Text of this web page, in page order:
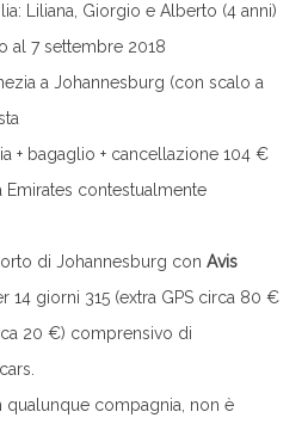
Liliana, Giorgio e Alberto (4 anni)
al 7 settembre 2018
a Johannesburg (con scalo a
+ bagaglio + cancellazione 104 €
Emirates contestualmente
di Johannesburg con Avis
14 giorni 315 (extra GPS circa 80 €
20 €) comprensivo di
qualunque compagnia, non è